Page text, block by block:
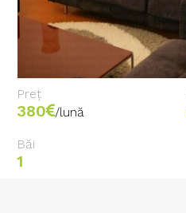
Preț
380 /lună
Băi
1